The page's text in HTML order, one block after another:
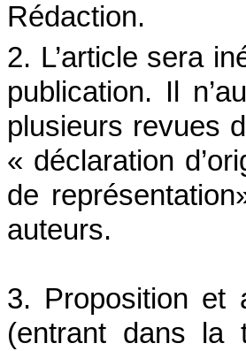
Rédaction.
2. L’article sera
publication. Il
plusieurs revues
« déclaration
de
auteurs.
3. Proposition et
(entrant dans la